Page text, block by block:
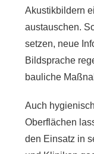
Akustikbildern
austauschen.
setzen, neue
Bildsprache
bauliche
Auch
Oberflächen
den Einsatz in